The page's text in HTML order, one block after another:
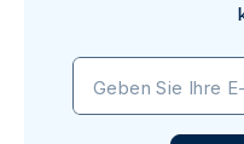
Geben Sie Ihre